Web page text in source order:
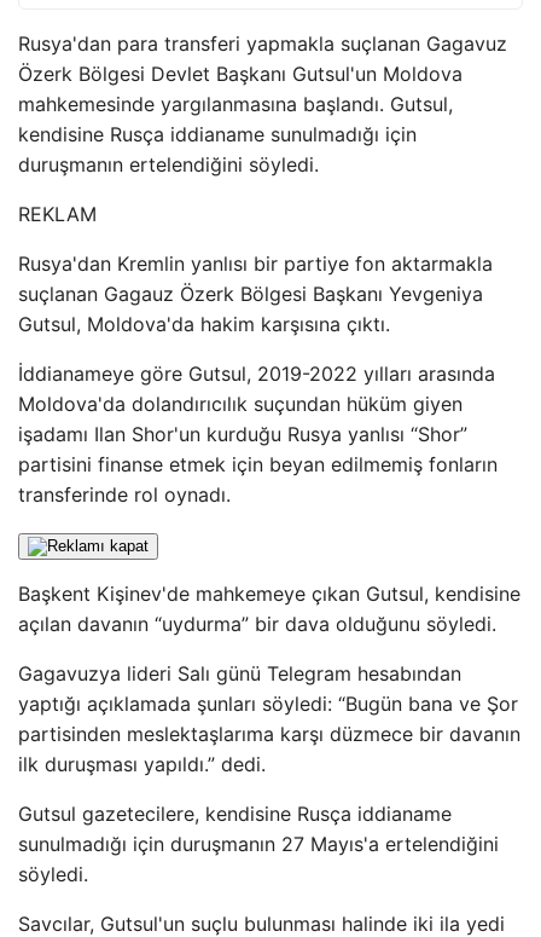
Rusya'dan para transferi yapmakla suçlanan Gagavuz
Özerk Bölgesi Devlet Başkanı Gutsul'un Moldova
mahkemesinde yargılanmasına başlandı. Gutsul,
kendisine Rusça iddianame sunulmadığı için
duruşmanın ertelendiğini söyledi.
REKLAM
Rusya'dan Kremlin yanlısı bir partiye fon aktarmakla
suçlanan Gagauz Özerk Bölgesi Başkanı Yevgeniya
Gutsul, Moldova'da hakim karşısına çıktı.
İddianameye göre Gutsul, 2019-2022 yılları arasında
Moldova'da dolandırıcılık suçundan hüküm giyen
işadamı Ilan Shor'un kurduğu Rusya yanlısı “Shor”
partisini finanse etmek için beyan edilmemiş fonların
transferinde rol oynadı.
Başkent Kişinev'de mahkemeye çıkan Gutsul, kendisine
açılan davanın “uydurma” bir dava olduğunu söyledi.
Gagavuzya lideri Salı günü Telegram hesabından
yaptığı açıklamada şunları söyledi: “Bugün bana ve Şor
partisinden meslektaşlarıma karşı düzmece bir davanın
ilk duruşması yapıldı.” dedi.
Gutsul gazetecilere, kendisine Rusça iddianame
sunulmadığı için duruşmanın 27 Mayıs'a ertelendiğini
söyledi.
Savcılar, Gutsul'un suçlu bulunması halinde iki ila yedi